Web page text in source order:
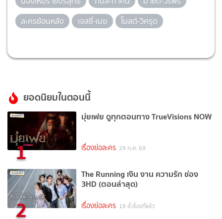
ละครย้อนหลัง
เจสซี่-เมฆ โมสต์-วิศรุต
ยอดนิยมในตอนนี้
1
มุ่ยเฟย ดูทุกตอนทาง TrueVisions NOW
เรื่องย่อละคร 29 ก.ค. 69
2
The Running เงิน งาน ความรัก ช่อง
3HD (ตอนล่าสุด)
เรื่องย่อละคร 18 ชั่วโมงที่แล้ว